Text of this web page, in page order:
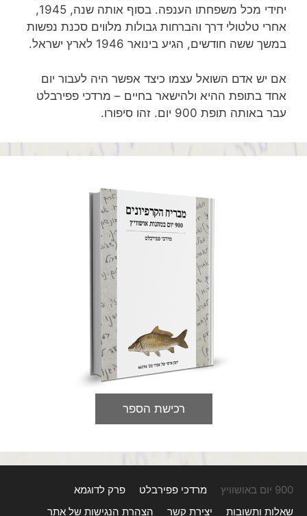
יחידי מכל משפחתו הענפה. בסוף אותה שנה, 1945,
אחרי טלטולי דרך והברחות גבולות מלווים סכנת נפשות
במשך ששה חודשים, הגיע בינואר 1946 לארץ ישראל.
אם יש אדם השואל עצמו כיצד אפשר היה לעבור יום
אחד בתופת ההיא ולהישאר בחיים – מרדכי פפירבלט
עבר באותה תופת 900 יום. זהו סיפורו.
רכישת הספר
900 יום באושוויץ מרדכי פפירבלט
פרק לדוגמא
שאלות ותשובות
יצירת קשר הצהרת הנגישות של אתר